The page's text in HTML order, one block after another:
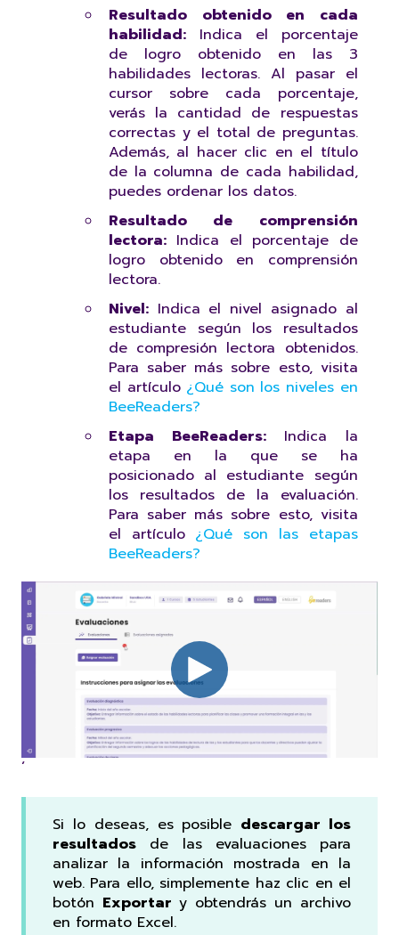
Resultado obtenido en cada
habilidad: Indica el porcentaje
de logro obtenido en las 3
habilidades lectoras. Al pasar el
cursor sobre cada porcentaje,
verás la cantidad de respuestas
correctas y el total de preguntas.
Además, al hacer clic en el título
de la columna de cada habilidad,
puedes ordenar los datos.
Resultado de comprensión
lectora: Indica el porcentaje de
logro obtenido en comprensión
lectora.
Nivel: Indica el nivel asignado al
estudiante según los resultados
de compresión lectora obtenidos.
Para saber más sobre esto, visita
el artículo ¿Qué son los niveles en
BeeReaders?
Etapa BeeReaders: Indica la
etapa en la que se ha
posicionado al estudiante según
los resultados de la evaluación.
Para saber más sobre esto, visita
el artículo ¿Qué son las etapas
BeeReaders?
´
Si lo deseas, es posible descargar los
resultados de las evaluaciones para
analizar la información mostrada en la
web. Para ello, simplemente haz clic en el
botón Exportar y obtendrás un archivo
en formato Excel.